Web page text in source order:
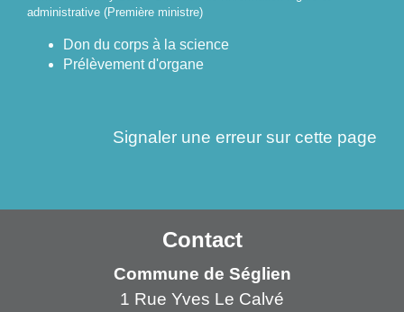
administrative (Première ministre)
Don du corps à la science
Prélèvement d'organe
Signaler une erreur sur cette page
Contact
Commune de Séglien
1 Rue Yves Le Calvé